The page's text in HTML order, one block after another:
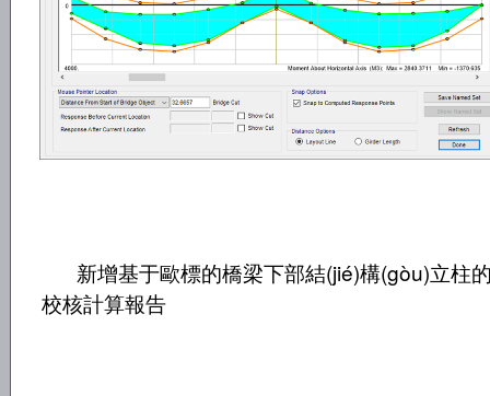
新增基于歐標的橋梁下部結(jié)構(gòu)立柱
校核計算報告